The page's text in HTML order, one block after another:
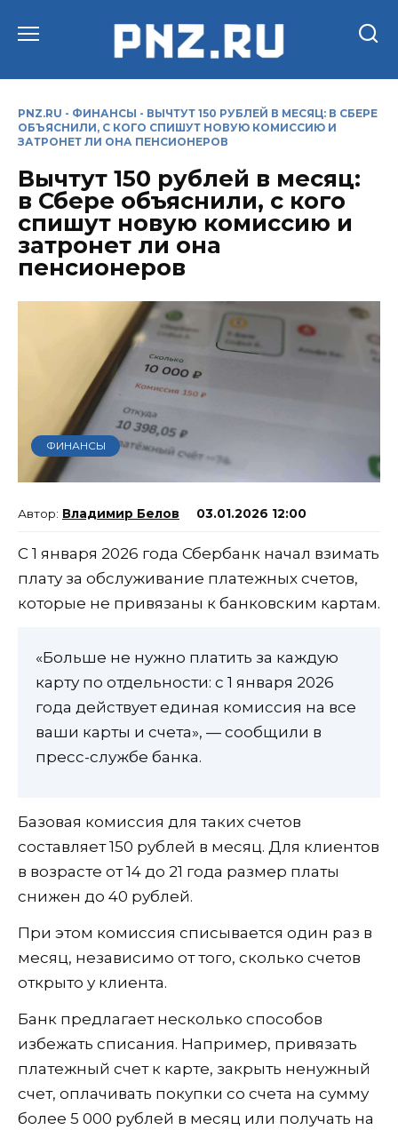
PNZ.RU - ФИНАНСЫ - ВЫЧТУТ 150 РУБЛЕЙ В МЕСЯЦ: В СБЕРЕ
ОБЪЯСНИЛИ, С КОГО СПИШУТ НОВУЮ КОМИССИЮ И
ЗАТРОНЕТ ЛИ ОНА ПЕНСИОНЕРОВ
Вычтут 150 рублей в месяц:
в Сбере объяснили, с кого
спишут новую комиссию и
затронет ли она
пенсионеров
ФИНАНСЫ
Владимир Белов 03.01.2026 12:00
С 1 января 2026 года Сбербанк начал взимать
плату за обслуживание платежных счетов,
которые не привязаны к банковским картам.
«Больше не нужно платить за каждую
карту по отдельности: с 1 января 2026
года действует единая комиссия на все
ваши карты и счета», — сообщили в
пресс-службе банка.
Базовая комиссия для таких счетов
составляет 150 рублей в месяц. Для клиентов
в возрасте от 14 до 21 года размер платы
снижен до 40 рублей.
При этом комиссия списывается один раз в
месяц, независимо от того, сколько счетов
открыто у клиента.
Банк предлагает несколько способов
избежать списания. Например, привязать
платежный счет к карте, закрыть ненужный
счет, оплачивать покупки со счета на сумму
более 5 000 рублей в месяц или получать на